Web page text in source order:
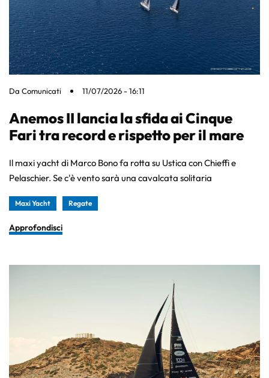
Da Comunicati 11/07/2026 - 16:11
Anemos II lancia la sfida ai Cinque
Fari tra record e rispetto per il mare
Il maxi yacht di Marco Bono fa rotta su Ustica con Chieffi e
Pelaschier. Se c'è vento sarà una cavalcata solitaria
Maxi Yacht Regate
Approfondisci